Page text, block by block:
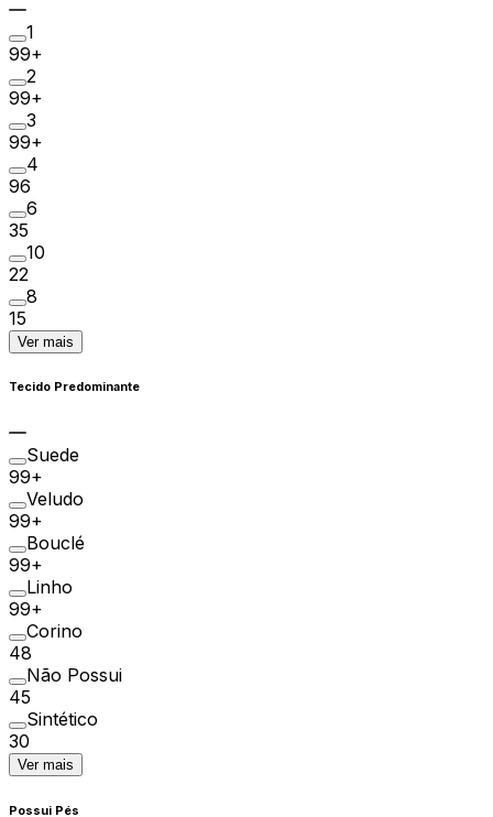
1
99+
2
99+
3
99+
4
96
6
35
10
22
8
15
Ver mais
Tecido Predominante
Suede
99+
Veludo
99+
Bouclé
99+
Linho
99+
Corino
48
Não Possui
45
Sintético
30
Ver mais
Possui Pés